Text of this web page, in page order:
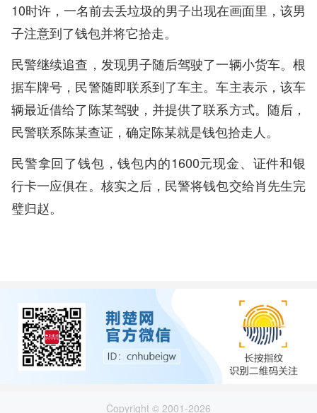
10时许，一名前去丢垃圾的男子出现在画面里，该男
子注意到了钱包并将它拾走。
民警继续追查，发现男子随后驾驶了一辆小货车。根
据车牌号，民警随即联系到了车主。车主表示，该车
辆最近借给了陈某驾驶，并提供了联系方式。随后，
民警联系陈某查证，确定陈某就是钱包拾走人。
民警拿回了钱包，钱包内的1600元现金、证件和银
行卡一应俱在。核实之后，民警将钱包交给肖先生完
璧归赵。
Copyright © 2001-2026